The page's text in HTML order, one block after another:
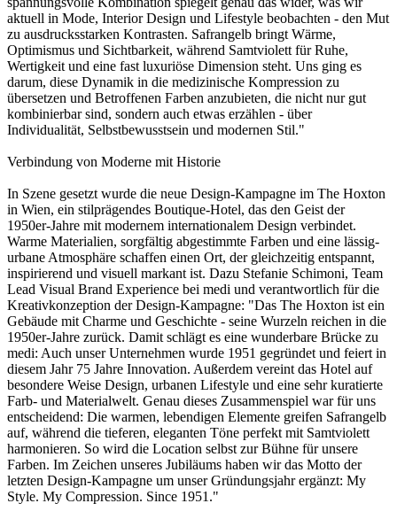
aktuell in Mode, Interior Design und Lifestyle beobachten - den Mut
zu ausdrucksstarken Kontrasten. Safrangelb bringt Wärme,
Optimismus und Sichtbarkeit, während Samtviolett für Ruhe,
Wertigkeit und eine fast luxuriöse Dimension steht. Uns ging es
darum, diese Dynamik in die medizinische Kompression zu
übersetzen und Betroffenen Farben anzubieten, die nicht nur gut
kombinierbar sind, sondern auch etwas erzählen - über
Individualität, Selbstbewusstsein und modernen Stil."
Verbindung von Moderne mit Historie
In Szene gesetzt wurde die neue Design-Kampagne im The Hoxton
in Wien, ein stilprägendes Boutique-Hotel, das den Geist der
1950er-Jahre mit modernem internationalem Design verbindet.
Warme Materialien, sorgfältig abgestimmte Farben und eine lässig-
urbane Atmosphäre schaffen einen Ort, der gleichzeitig entspannt,
inspirierend und visuell markant ist. Dazu Stefanie Schimoni, Team
Lead Visual Brand Experience bei medi und verantwortlich für die
Kreativkonzeption der Design-Kampagne: "Das The Hoxton ist ein
Gebäude mit Charme und Geschichte - seine Wurzeln reichen in die
1950er-Jahre zurück. Damit schlägt es eine wunderbare Brücke zu
medi: Auch unser Unternehmen wurde 1951 gegründet und feiert in
diesem Jahr 75 Jahre Innovation. Außerdem vereint das Hotel auf
besondere Weise Design, urbanen Lifestyle und eine sehr kuratierte
Farb- und Materialwelt. Genau dieses Zusammenspiel war für uns
entscheidend: Die warmen, lebendigen Elemente greifen Safrangelb
auf, während die tieferen, eleganten Töne perfekt mit Samtviolett
harmonieren. So wird die Location selbst zur Bühne für unsere
Farben. Im Zeichen unseres Jubiläums haben wir das Motto der
letzten Design-Kampagne um unser Gründungsjahr ergänzt: My
Style. My Compression. Since 1951."